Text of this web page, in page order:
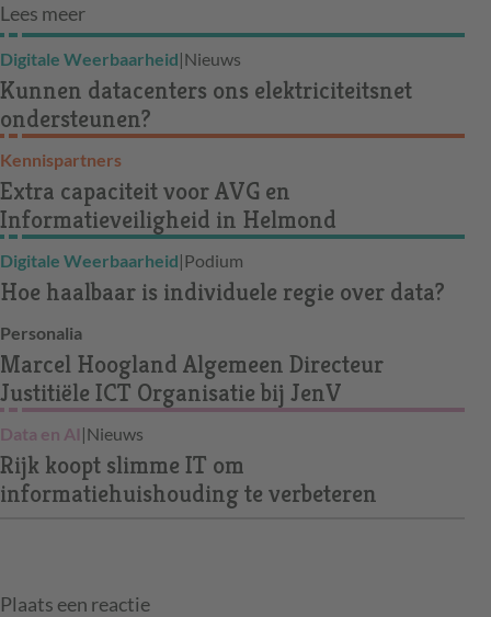
Lees meer
Digitale Weerbaarheid|Nieuws
Kunnen datacenters ons elektriciteitsnet
ondersteunen?
Kennispartners
Extra capaciteit voor AVG en
Informatieveiligheid in Helmond
Digitale Weerbaarheid|Podium
Hoe haalbaar is individuele regie over data?
Personalia
Marcel Hoogland Algemeen Directeur
Justitiële ICT Organisatie bij JenV
Data en AI |Nieuws
Rijk koopt slimme IT om
informatiehuishouding te verbeteren
Plaats een reactie